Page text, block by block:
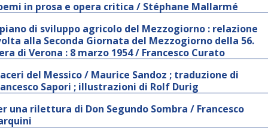
in prosa e opera critica / Stéphane Mallarmé
di sviluppo agricolo del Mezzogiorno : relazione
alla Seconda Giornata del Mezzogiorno della 56.
di Verona : 8 marzo 1954 / Francesco Curato
del Messico / Maurice Sandoz ; traduzione di
Sapori ; illustrazioni di Rolf Durig
una rilettura di Don Segundo Sombra / Francesco